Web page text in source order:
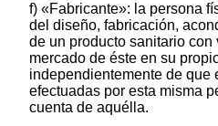
f) «Fabricante»: la persona
del diseño, fabricación,
de un producto sanitario con
mercado de éste en su
independientemente de que
efectuadas por esta misma
cuenta de aquélla.